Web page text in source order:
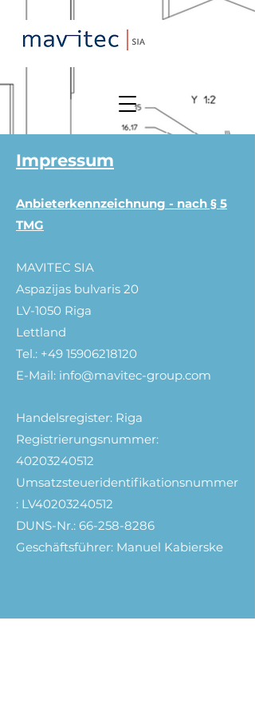
Impressum
Anbieterkennzeichnung - nach § 5
TMG
MAVITEC SIA
Aspazijas bulvaris 20
LV-1050 Riga
Lettland
Tel.: +49 15906218120
E-Mail: info@mavitec-group.com
Handelsregister: Riga
Registrierungsnummer:
40203240512
Umsatzsteueridentifikationsnummer
: LV40203240512
DUNS-Nr.: 66-258-8286
Geschäftsführer: Manuel Kabierske